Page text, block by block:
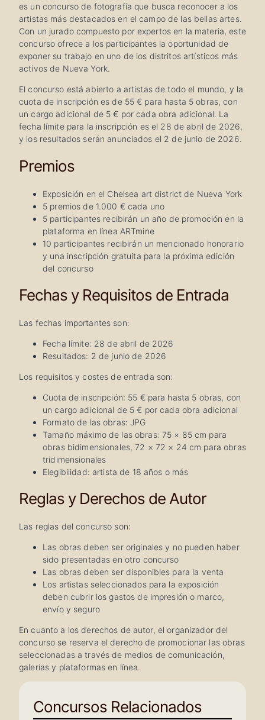
es un concurso de fotografía que busca reconocer a los
artistas más destacados en el campo de las bellas artes.
Con un jurado compuesto por expertos en la materia, este
concurso ofrece a los participantes la oportunidad de
exponer su trabajo en uno de los distritos artísticos más
activos de Nueva York.
El concurso está abierto a artistas de todo el mundo, y la
cuota de inscripción es de 55 € para hasta 5 obras, con
un cargo adicional de 5 € por cada obra adicional. La
fecha límite para la inscripción es el 28 de abril de 2026,
y los resultados serán anunciados el 2 de junio de 2026.
Premios
Exposición en el Chelsea art district de Nueva York
5 premios de 1.000 € cada uno
5 participantes recibirán un año de promoción en la
plataforma en línea ARTmine
10 participantes recibirán un mencionado honorario
y una inscripción gratuita para la próxima edición
del concurso
Fechas y Requisitos de Entrada
Las fechas importantes son:
Fecha límite: 28 de abril de 2026
Resultados: 2 de junio de 2026
Los requisitos y costes de entrada son:
Cuota de inscripción: 55 € para hasta 5 obras, con
un cargo adicional de 5 € por cada obra adicional
Formato de las obras: JPG
Tamaño máximo de las obras: 75 × 85 cm para
obras bidimensionales, 72 × 72 × 24 cm para obras
tridimensionales
Elegibilidad: artista de 18 años o más
Reglas y Derechos de Autor
Las reglas del concurso son:
Las obras deben ser originales y no pueden haber
sido presentadas en otro concurso
Las obras deben ser disponibles para la venta
Los artistas seleccionados para la exposición
deben cubrir los gastos de impresión o marco,
envío y seguro
En cuanto a los derechos de autor, el organizador del
concurso se reserva el derecho de promocionar las obras
seleccionadas a través de medios de comunicación,
galerías y plataformas en línea.
Concursos Relacionados